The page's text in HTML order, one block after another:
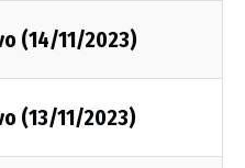
(14/11/2023)
(13/11/2023)